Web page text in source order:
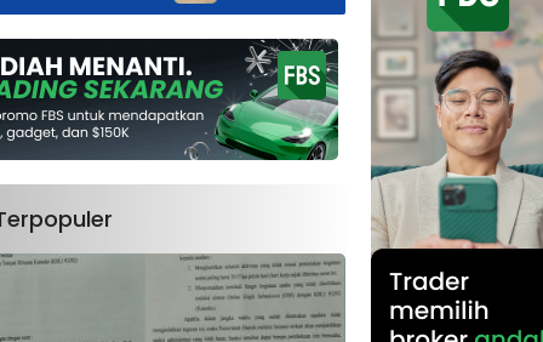
Izin, Pemilik Malah Pamer Progres 70